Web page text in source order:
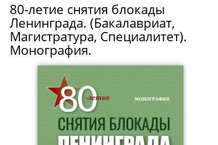
80-летие снятия блокады
Ленинграда. (Бакалавриат,
Магистратура, Специалитет).
Монография.